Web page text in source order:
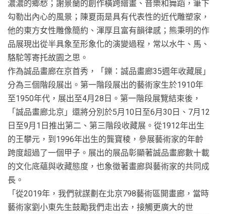
濃濃的鄉愁；謝景蘭的創作橫跨繪畫、音樂和舞蹈，筆下
勾勒出內心的風景；陳夏雨是具有代表性的近代雕塑家，
他的東方女性雕像簡約、渾厚且富有韻律感；熊秉明的作
品展現出從半具象至形象化的演變過程，常以水牛、馬、
駱駝等寄托故園之思。
作為誠品畫廊在京首秀，「鑠：誠品畫廊35週年收藏展」
分為三個階段展出。第一階段展出的藝術家生於1910年
至1950年代，展出至4月28日。第一階段展覽結束後，
「誠品畫廊北京」還將分別於5月10日至6月30日、7月12
日至9月1日推出第二、第三階段收藏展。從1912年出生
的王攀元，到1996年出生的龔寶稜，參展藝術家的年齡
跨度超過了一個甲子。展出的展品彰顯著誠品畫廊數十載
的文化底蘊與收藏態度，也象徵著畫廊與藝術家的共同成
長。
「從2019年，我們就謀劃在北京798藝術區開畫廊，當時
藝術家劉小東先生鼓勵我們走出去，接觸更廣大的世